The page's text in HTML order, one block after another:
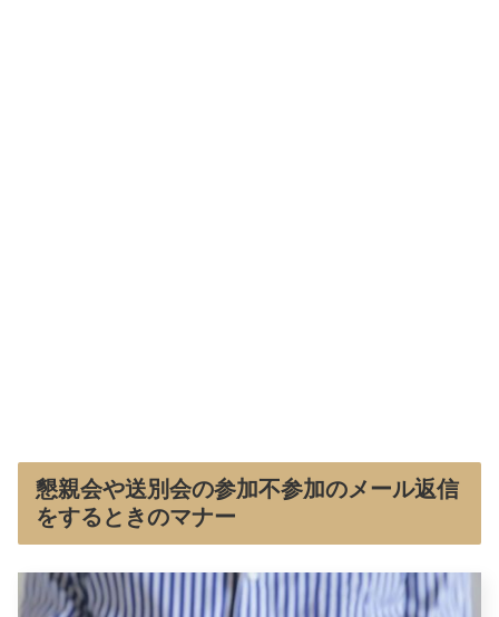
懇親会や送別会の参加不参加のメール返信
をするときのマナー